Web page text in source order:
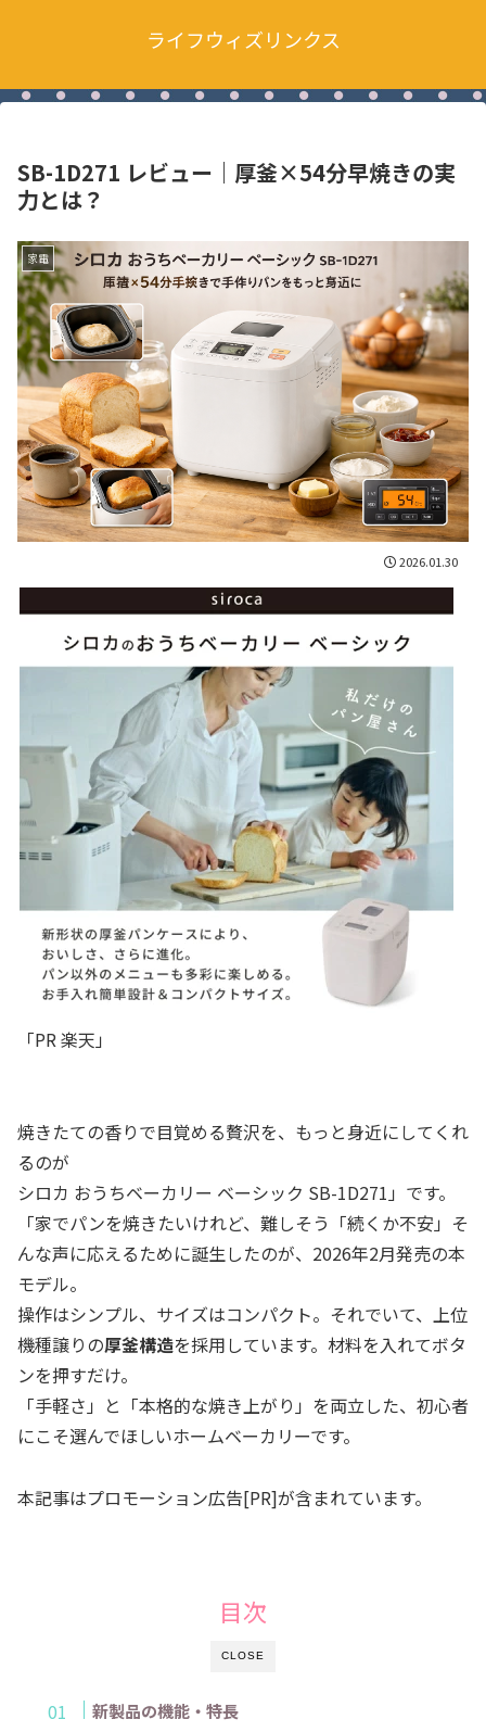
ライフウィズリンクス
SB-1D271 レビュー｜厚釜×54分早焼きの実
力とは？
家電
2026.01.30
「PR 楽天」
焼きたての香りで目覚める贅沢を、もっと身近にしてくれ
るのが
シロカ おうちベーカリー ベーシック SB-1D271」です。
「家でパンを焼きたいけれど、難しそう「続くか不安」そ
んな声に応えるために誕生したのが、2026年2月発売の本
モデル。
操作はシンプル、サイズはコンパクト。それでいて、上位
機種譲りの厚釜構造を採用しています。材料を入れてボタ
ンを押すだけ。
「手軽さ」と「本格的な焼き上がり」を両立した、初心者
にこそ選んでほしいホームベーカリーです。
本記事はプロモーション広告[PR]が含まれています。
CLOSE
目次
新製品の機能・特長